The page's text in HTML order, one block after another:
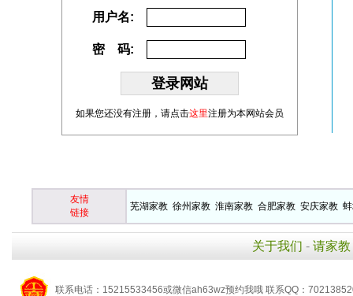
用户名:
密 码:
如果您还没有注册，请点击这里注册为本网站会员
友情
链接
芜湖家教 徐州家教 淮南家教 合肥家教 安庆家教
关于我们 - 请家教
联系电话：15215533456或微信ah63wz预约我哦 联系QQ：